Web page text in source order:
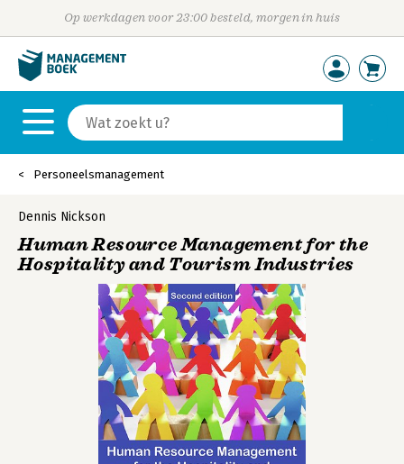
Op werkdagen voor 23:00 besteld, morgen in huis
Personeelsmanagement
Dennis Nickson
Human Resource Management for the
Hospitality and Tourism Industries